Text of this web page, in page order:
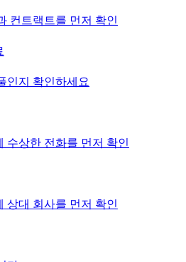
컨트랙트를 먼저 확인
인지 확인하세요
수상한 전화를 먼저 확인
상대 회사를 먼저 확인